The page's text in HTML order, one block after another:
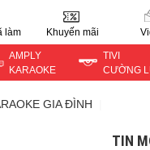
làm Khuyến mãi
AMPLY
KARAOKE
TIVI
CƯỜNG
GIA ĐÌNH
TIN